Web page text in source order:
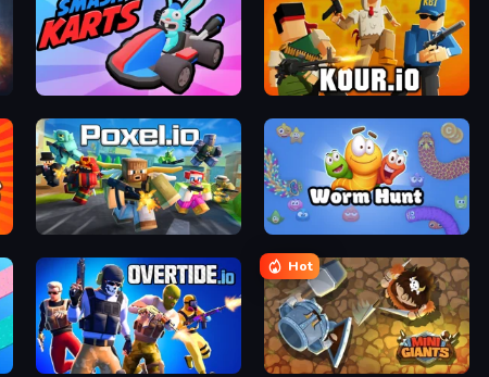
Smash Karts Kour.io
Poxel.io Worm Hunt
Overtide.io
Hot
MiniGiants.io